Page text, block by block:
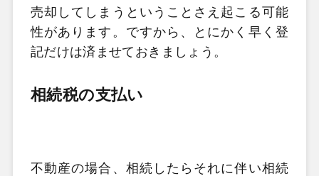
売却してしまうということさえ起こる可能
性があります。ですから、とにかく早く登
記だけは済ませておきましょう。
相続税の支払い
不動産の場合、相続したらそれに伴い相続